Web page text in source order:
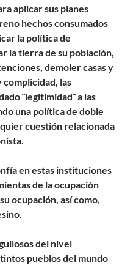
aplicar sus planes
hechos consumados
la política de
la tierra de su población,
demoler casas y
las
¨legitimidad¨ a las
una política de doble
cuestión relacionada
en estas instituciones
de la ocupación
ocupación, así como,
del nivel
pueblos del mundo